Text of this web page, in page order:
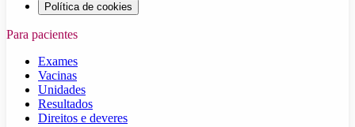
Política de cookies
Para pacientes
Exames
Vacinas
Unidades
Resultados
Direitos e deveres